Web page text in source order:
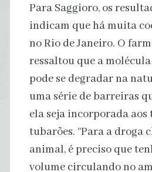
Para Saggioro, os
indicam que há muita
no Rio de Janeiro. O
ressaltou que a
pode se degradar na
uma série de barreiras
ela seja incorporada aos
tubarões. “Para a droga
animal, é preciso que
volume circulando no